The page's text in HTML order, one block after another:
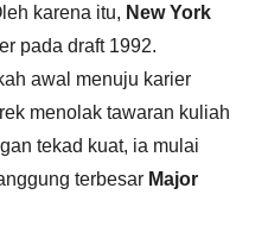
karena itu, New York
pada draft 1992.
awal menuju karier
menolak tawaran kuliah
tekad kuat, ia mulai
terbesar Major